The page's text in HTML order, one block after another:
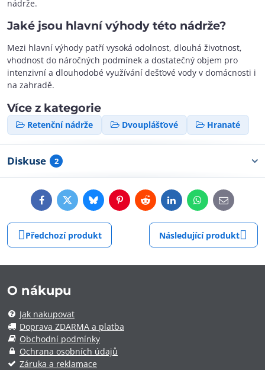
nádrže.
Jaké jsou hlavní výhody této nádrže?
Mezi hlavní výhody patří vysoká odolnost, dlouhá životnost,
vhodnost do náročných podmínek a dostatečný objem pro
intenzivní a dlouhodobé využívání dešťové vody v domácnosti i
na zahradě.
Více z kategorie
Retenční nádrže Dvouplášťové Hranaté
Diskuse 2
FacebookTwitterBlueskyPinterestRedditLinkedInWhatsApp
E-
mail
Předchozí produkt Následující produkt
O nákupu
Jak nakupovat
Doprava ZDARMA a platba
Obchodní podmínky
Ochrana osobních údajů
Záruka a reklamace